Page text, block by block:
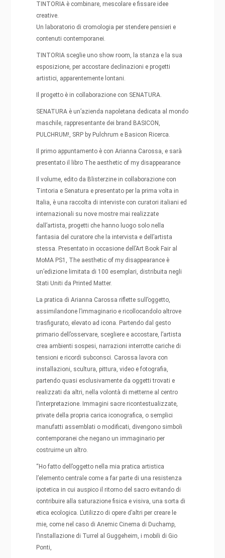
TINTORIA è combinare, mescolare e fissare idee
creative.
Un laboratorio di cromologia per stendere pensieri e
contenuti contemporanei.
TINTORIA sceglie uno show room, la stanza e la sua
esposizione, per accostare declinazioni e progetti
artistici, apparentemente lontani.
Il progetto è in collaborazione con SENATURA.
SENATURA è un’azienda napoletana dedicata al mondo
maschile, rappresentante dei brand BASICON,
PULCHRUM!, SRP by Pulchrum e Basicon Ricerca.
Il primo appuntamento è con Arianna Carossa, e sarà
presentato il libro The aesthetic of my disappearance
Il volume, edito da Blisterzine in collaborazione con
Tintoria e Senatura e presentato per la prima volta in
Italia, è una raccolta di interviste con curatori italiani ed
internazionali su nove mostre mai realizzate
dall’artista, progetti che hanno luogo solo nella
fantasia del curatore che la intervista e dell’artista
stessa. Presentato in occasione dell’Art Book Fair al
MoMA PS1, The aesthetic of my disappearance è
un’edizione limitata di 100 esemplari, distribuita negli
Stati Uniti da Printed Matter.
La pratica di Arianna Carossa riflette sull’oggetto,
assimilandone l’immaginario e ricollocandolo altrove
trasfigurato, elevato ad icona. Partendo dal gesto
primario dell’osservare, scegliere e accostare, l’artista
crea ambienti sospesi, narrazioni interrotte cariche di
tensioni e ricordi subconsci. Carossa lavora con
installazioni, scultura, pittura, video e fotografia,
partendo quasi esclusivamente da oggetti trovati e
realizzati da altri, nella volontà di metterne al centro
l’interpretazione. Immagini sacre ricontestualizzate,
private della propria carica iconografica, o semplici
manufatti assemblati o modificati, divengono simboli
contemporanei che negano un immaginario per
costruirne un altro.
“Ho fatto dell’oggetto nella mia pratica artistica
l’elemento centrale come a far parte di una resistenza
ipotetica in cui auspico il ritorno del sacro evitando di
contribuire alla saturazione fisica e visiva, una sorta di
etica ecologica. L’utilizzo di opere d’altri per creare le
mie, come nel caso di Anemic Cinema di Duchamp,
l’installazione di Turrel al Guggeheim, i mobili di Gio
Ponti,